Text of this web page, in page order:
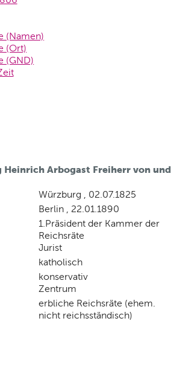
(Namen)
(Ort)
(GND)
Heinrich Arbogast Freiherr von und
Würzburg , 02.07.1825
Berlin , 22.01.1890
1.Präsident der Kammer der
Reichsräte
Jurist
katholisch
konservativ
Zentrum
erbliche Reichsräte (ehem.
nicht reichsständisch)